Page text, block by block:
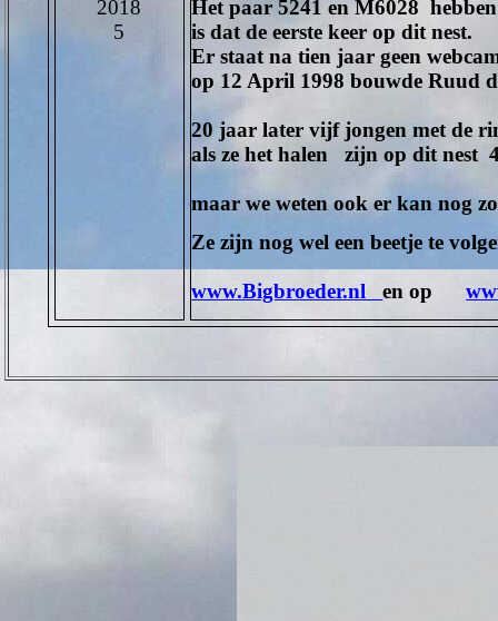
2018
5
Het paar 5241 en M6028
is dat de eerste keer op dit nest.
Er staat na tien jaar geen
op 12 April 1998 bouwde Ruud
20 jaar later vijf jongen met de
als ze het halen zijn op dit nest
maar we weten ook er kan nog
Ze zijn nog wel een beetje te
www.Bigbroeder.nlen op